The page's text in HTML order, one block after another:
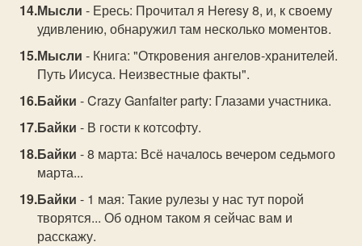
Мысли - Ересь: Прочитал я Heresy 8, и, к своему
удивлению, обнаружил там несколько моментов.
Мысли - Книга: "Откровения ангелов-хранителей.
Путь Иисуса. Неизвестные факты".
Байки - Crazy Ganfaiter party: Глазами участника.
Байки - В гости к котсофту.
Байки - 8 марта: Всё началось вечером седьмого
марта...
Байки - 1 мая: Такие рулезы у нас тут порой
творятся... Об одном таком я сейчас вам и
расскажу.